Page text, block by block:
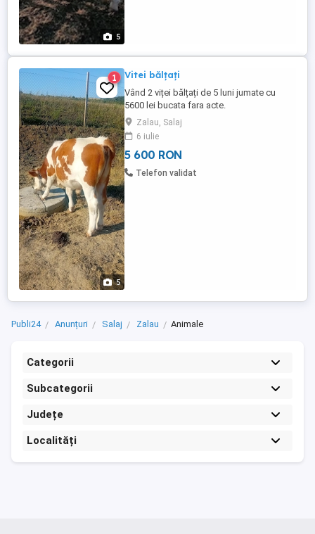
5
5
1 Vitei bălțați
Vând 2 viței bălțați de 5 luni jumate cu
5600 lei bucata fara acte.
Zalau, Salaj
6 iulie
5 600 RON
Telefon validat
Publi24 Anunțuri Salaj Zalau Animale
Categorii
Subcategorii
Județe
Localități